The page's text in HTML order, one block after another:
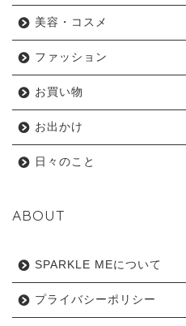
美容・コスメ
ファッション
お買い物
お出かけ
日々のこと
ABOUT
SPARKLE MEについて
プライバシーポリシー